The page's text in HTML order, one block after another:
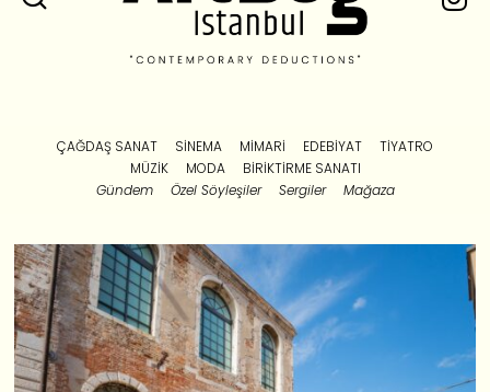
ÇAĞDAŞ SANAT SINEMA MIMARI EDEBIYAT
TIYATRO
MÜZIK
MODA
BIRIKTIRME SANATI
Gündem
Özel Söyleşiler Sergiler Mağaza